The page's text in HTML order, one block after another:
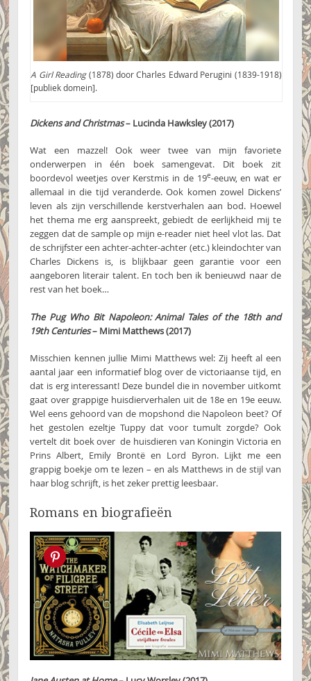
A Girl Reading(1878) door Charles Edward Perugini (1839-1918)
[publiek domein].
Dickens and Christmas– Lucinda Hawksley (2017)
Wat een mazzel! Ook weer twee van mijn favoriete
onderwerpen in één boek samengevat. Dit boek zit
boordevol weetjes over Kerstmis in de 19e-eeuw, en wat er
allemaal in die tijd veranderde. Ook komen zowel Dickens’
leven als zijn verschillende kerstverhalen aan bod. Hoewel
het thema me erg aanspreekt, gebiedt de eerlijkheid mij te
zeggen dat de sample op mijn e-reader niet heel vlot las. Dat
de schrijfster een achter-achter-achter (etc.) kleindochter van
Charles Dickens is, is blijkbaar geen garantie voor een
aangeboren literair talent. En toch ben ik benieuwd naar de
rest van het boek…
The Pug Who Bit Napoleon: Animal Tales of the 18th and
19th Centuries– Mimi Matthews (2017)
Misschien kennen jullie Mimi Matthews wel: Zij heeft al een
aantal jaar een informatief blog over de victoriaanse tijd, en
dat is erg interessant! Deze bundel die in november uitkomt
gaat over grappige huisdierverhalen uit de 18e en 19e eeuw.
Wel eens gehoord van de mopshond die Napoleon beet? Of
het gestolen ezeltje Tuppy dat voor tumult zorgde? Ook
vertelt dit boek over de huisdieren van Koningin Victoria en
Prins Albert, Emily Brontë en Lord Byron. Lijkt me een
grappig boekje om te lezen – en als Matthews in de stijl van
haar blog schrijft, is het zeker prettig leesbaar.
Romans en biografieën
Pin this!